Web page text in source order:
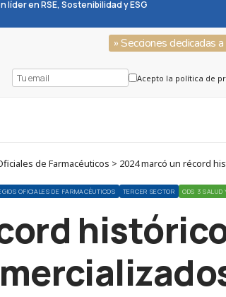
en RSE, Sostenibilidad y ESG
» Secciones dedicadas
Acepto la política de
de Farmacéuticos > 2024 marcó un récord
OFICIALES DE FARMACÉUTICOS TERCER SECTOR ODS 3 SALUD